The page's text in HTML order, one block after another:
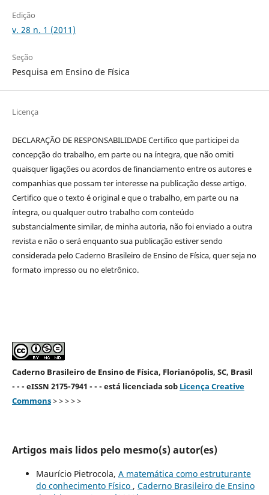
Edição
v. 28 n. 1 (2011)
Seção
Pesquisa em Ensino de Física
Licença
DECLARAÇÃO DE RESPONSABILIDADE Certifico que participei da
concepção do trabalho, em parte ou na íntegra, que não omiti
quaisquer ligações ou acordos de financiamento entre os autores e
companhias que possam ter interesse na publicação desse artigo.
Certifico que o texto é original e que o trabalho, em parte ou na
íntegra, ou qualquer outro trabalho com conteúdo
substancialmente similar, de minha autoria, não foi enviado a outra
revista e não o será enquanto sua publicação estiver sendo
considerada pelo Caderno Brasileiro de Ensino de Física, quer seja no
formato impresso ou no eletrônico.
Caderno Brasileiro de Ensino de Física, Florianópolis, SC, Brasil
- - - eISSN 2175-7941 - - - está licenciada sob Licença Creative
Commons> > > > >
Artigos mais lidos pelo mesmo(s) autor(es)
Maurício Pietrocola, A matemática como estruturante
do conhecimento Físico , Caderno Brasileiro de Ensino